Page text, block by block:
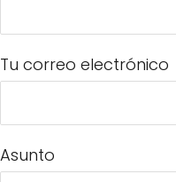
Tu correo electrónico
Asunto